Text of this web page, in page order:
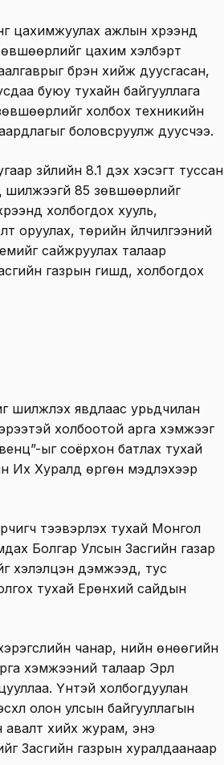
цахимжуулах ажлын хүрээнд
цахим хэлбэрт
бүрэн хийж дуусгасан,
буюу тухайн байгууллага
холбох техникийн
боловсруулж дуусчээ.
зүйлийн 8.1 дэх хэсэгт туссан
85 зөвшөөрлийг
холбогдох хууль,
оруулах, төрийн үйлчилгээний
сайжруулах талаар
газрын гишүүд, холбогдох
шилжүүлэх явдлаас урьдчилан
холбоотой арга хэмжээг
ыг соёрхон батлах тухай
Их Хуралд өргөн мэдүүлэхээр
тээвэрлэх тухай Монгол
Болгар Улсын Засгийн газар
хэлэлцэн дэмжээд, тус
тухай Ерөнхий сайдын
чанар, үнийн өнөөгийн
хэмжээний талаар Эрүүл
Үүнтэй холбогдуулан
олон улсын байгууллагын
хийх журам, энэ
Засгийн газрын хуралдаанаар